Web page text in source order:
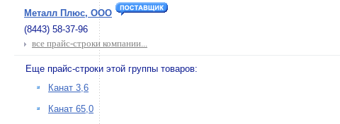
Металл Плюс, ООО
(8443) 58-37-96
все прайс-строки компании...
Еще прайс-строки этой группы товаров:
Канат 3,6
Канат 65,0